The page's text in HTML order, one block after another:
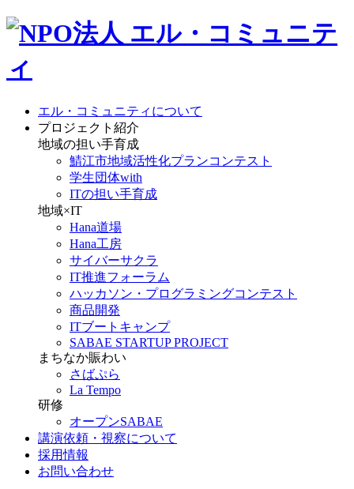
エル・コミュニティについて
プロジェクト紹介
地域の担い手育成
鯖江市地域活性化プランコンテスト
学生団体with
ITの担い手育成
地域×IT
Hana道場
Hana工房
サイバーサクラ
IT推進フォーラム
ハッカソン・プログラミングコンテスト
商品開発
ITブートキャンプ
SABAE STARTUP PROJECT
まちなか賑わい
さばぷら
La Tempo
研修
オープンSABAE
講演依頼・視察について
採用情報
お問い合わせ